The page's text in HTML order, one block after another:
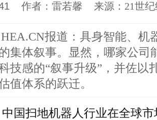
作者： 雷若馨 来源： 21世
报道： 具身智能、机
集体叙事。显然，哪家公司
技感的“叙事升级”，并佐以
值体系的跃迁。
国扫地机器人行业在全球